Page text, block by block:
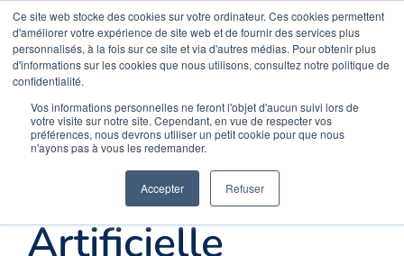
Ce site web stocke des cookies sur votre ordinateur. Ces cookies permettent
d'améliorer votre expérience de site web et de fournir des services plus
personnalisés, à la fois sur ce site et via d'autres médias. Pour obtenir plus
d'informations sur les cookies que nous utilisons, consultez notre politique de
confidentialité.
Vos informations personnelles ne feront l'objet d'aucun suivi lors de
votre visite sur notre site. Cependant, en vue de respecter vos
préférences, nous devrons utiliser un petit cookie pour que nous
n'ayons pas à vous les redemander.
Accepter Refuser
Skip
to
content
L’Intelligence
Artificielle